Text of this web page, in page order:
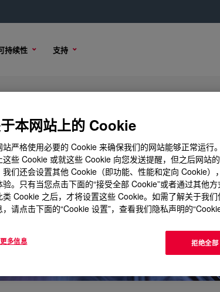
持续性 支持
Borne Binder
样品选项 购买选项
本网站上的 Cookie
站严格使用必要的 Cookie 来确保我们的网站能够正常运行
这些 Cookie 或就这些 Cookie 向您发送提醒，但之后网站
我们还会设置其他 Cookie（即功能、性能和定向 Cookie）
验。只有当您点击下面的“接受全部 Cookie”或者通过其他
类 Cookie 之后，才将设置这些 Cookie。如需了解关于我
，请点击下面的“Cookie 设置”，查看我们隐私声明的
多信息 拒绝全部